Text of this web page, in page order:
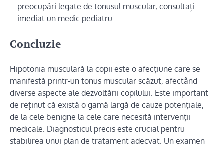
preocupări legate de tonusul muscular, consultați
imediat un medic pediatru.
Concluzie
Hipotonia musculară la copii este o afecțiune care se
manifestă printr-un tonus muscular scăzut, afectând
diverse aspecte ale dezvoltării copilului. Este important
de reținut că există o gamă largă de cauze potențiale,
de la cele benigne la cele care necesită intervenții
medicale. Diagnosticul precis este crucial pentru
stabilirea unui plan de tratament adecvat. Un examen